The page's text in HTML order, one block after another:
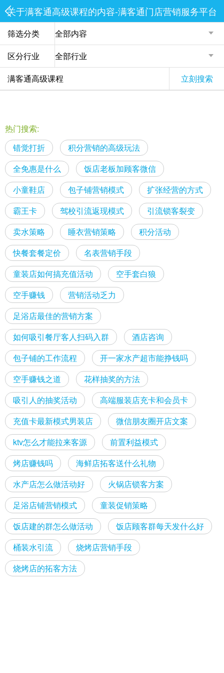
关于满客通高级课程的内容-满客通门店营销服务平台
筛选分类
区分行业
立刻搜索
热门搜索:
错觉打折
积分营销的高级玩法
全免惠是什么
饭店老板加顾客微信
小童鞋店
包子铺营销模式
扩张经营的方式
霸王卡
驾校引流返现模式
引流锁客裂变
卖水策略
睡衣营销策略
积分活动
快餐套餐定价
名表营销手段
童装店如何搞充值活动
空手套白狼
空手赚钱
营销活动乏力
足浴店最佳的营销方案
如何吸引餐厅客人扫码入群
酒店咨询
包子铺的工作流程
开一家水产超市能挣钱吗
空手赚钱之道
花样抽奖的方法
吸引人的抽奖活动
高端服装店充卡和会员卡
充值卡最新模式男装店
微信朋友圈开店文案
ktv怎么才能拉来客源
前置利益模式
烤店赚钱吗
海鲜店拓客送什么礼物
水产店怎么做活动好
火锅店锁客方案
足浴店铺营销模式
童装促销策略
饭店建的群怎么做活动
饭店顾客群每天发什么好
桶装水引流
烧烤店营销手段
烧烤店的拓客方法